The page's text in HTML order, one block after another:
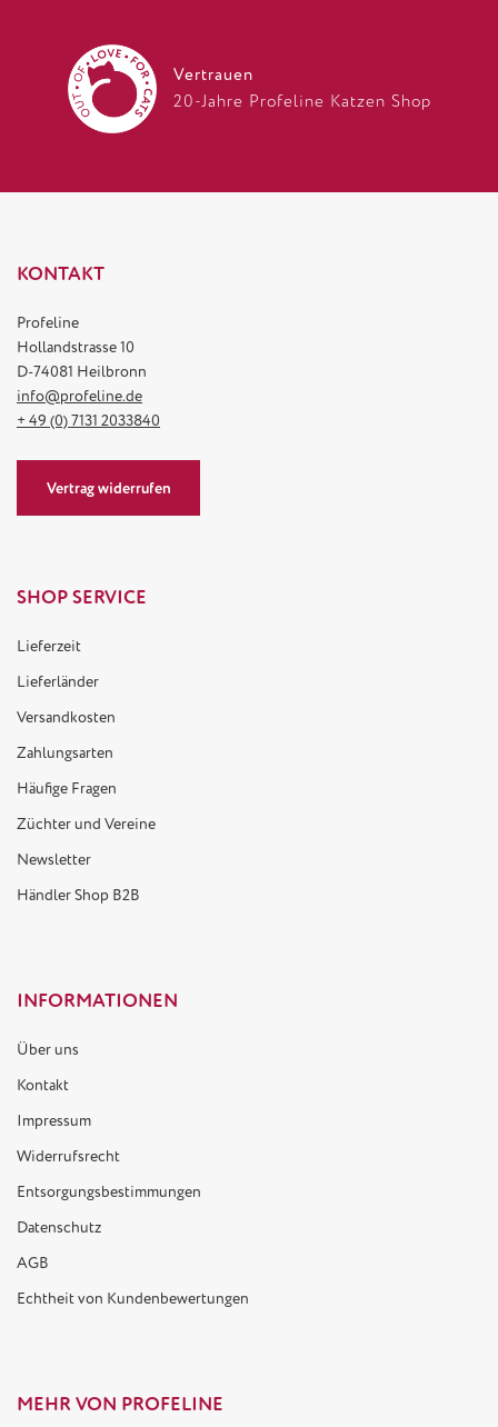
Vertrauen
20-Jahre Profeline Katzen Shop
KONTAKT
Profeline
Hollandstrasse 10
D-74081 Heilbronn
info@profeline.de
+ 49 (0) 7131 2033840
Vertrag widerrufen
SHOP SERVICE
Lieferzeit
Lieferländer
Versandkosten
Zahlungsarten
Häufige Fragen
Züchter und Vereine
Newsletter
Händler Shop B2B
INFORMATIONEN
Über uns
Kontakt
Impressum
Widerrufsrecht
Entsorgungsbestimmungen
Datenschutz
AGB
Echtheit von Kundenbewertungen
MEHR VON PROFELINE